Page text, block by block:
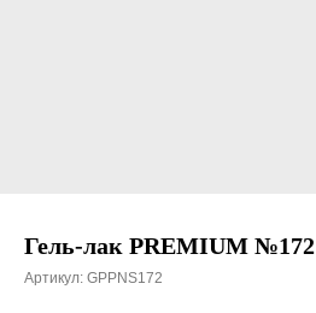
Гель-лак PREMIUM №172
Артикул: GPPNS172